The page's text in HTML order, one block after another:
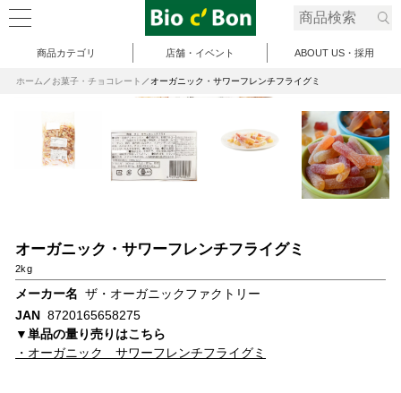
商品カテゴリ 店舗・イベント ABOUT US・採用
ホーム お菓子・チョコレート オーガニック・サワーフレンチフライグミ
オーガニック・サワーフレンチフライグミ
2kg
メーカー名 ザ・オーガニックファクトリー
JAN 8720165658275
▼単品の量り売りはこちら
・オーガニック サワーフレンチフライグミ